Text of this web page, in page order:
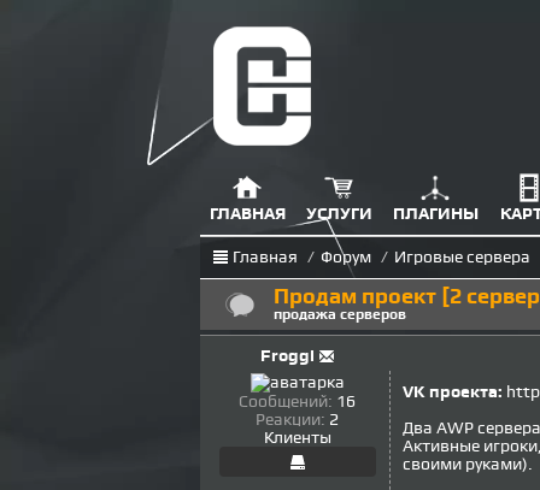
ГЛАВНАЯ УСЛУГИ ПЛАГИНЫ
Главная / Форум / Игровые сервера
Продам проект [2
продажа серверов
Froggi
Сообщений: 16
Реакции: 2
Клиенты
VK проекта:
Два AWP
Активные
своими руками).